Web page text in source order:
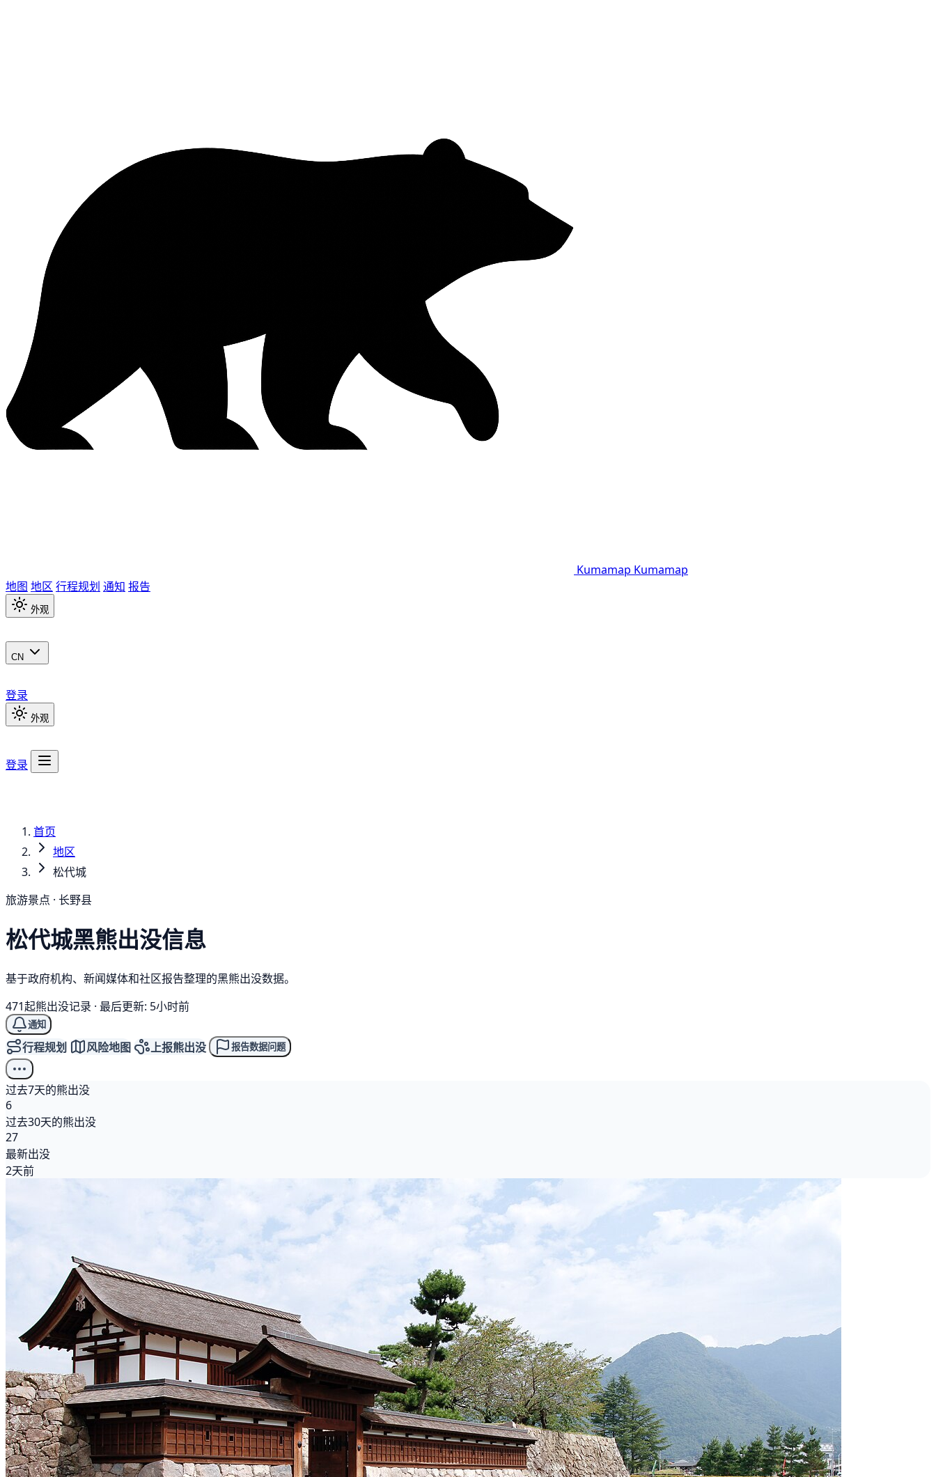
Kumamap Kumamap
地图 地区 行程规划 通知 报告
外观
CN
登录
外观
登录
首页
地区
松代城
旅游景点 · 长野县
松代城黑熊出没信息
基于政府机构、新闻媒体和社区报告整理的黑熊出没数据。
471起熊出没记录 · 最后更新: 5小时前
通知
行程规划 风险地图 上报熊出没 报告数据问题
过去7天的熊出没
6
过去30天的熊出没
27
最新出没
2天前